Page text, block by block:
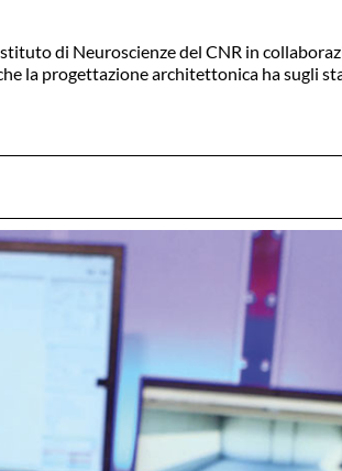
di Neuroscienze del CNR in
la progettazione architettonica ha sugli